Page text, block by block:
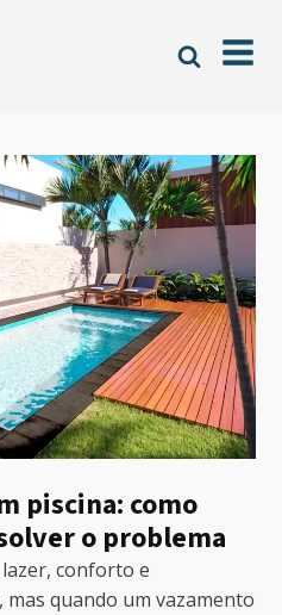
piscina: como
o problema
conforto e
quando um vazamento